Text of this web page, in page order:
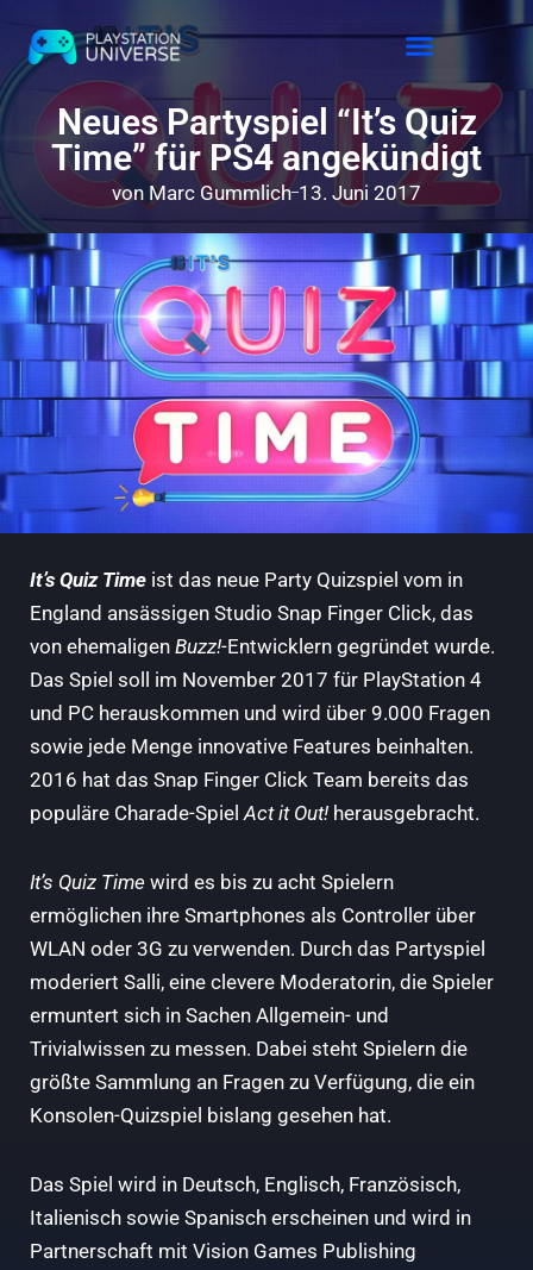
Neues Partyspiel “It’s Quiz
Time” für PS4 angekündigt
von Marc Gummlich 13. Juni 2017
It’s Quiz Time ist das neue Party Quizspiel vom in
England ansässigen Studio Snap Finger Click, das
von ehemaligen Buzz!-Entwicklern gegründet wurde.
Das Spiel soll im November 2017 für PlayStation 4
und PC herauskommen und wird über 9.000 Fragen
sowie jede Menge innovative Features beinhalten.
2016 hat das Snap Finger Click Team bereits das
populäre Charade-Spiel Act it Out! herausgebracht.
It’s Quiz Time wird es bis zu acht Spielern
ermöglichen ihre Smartphones als Controller über
WLAN oder 3G zu verwenden. Durch das Partyspiel
moderiert Salli, eine clevere Moderatorin, die Spieler
ermuntert sich in Sachen Allgemein- und
Trivialwissen zu messen. Dabei steht Spielern die
größte Sammlung an Fragen zu Verfügung, die ein
Konsolen-Quizspiel bislang gesehen hat.
Das Spiel wird in Deutsch, Englisch, Französisch,
Italienisch sowie Spanisch erscheinen und wird in
Partnerschaft mit Vision Games Publishing